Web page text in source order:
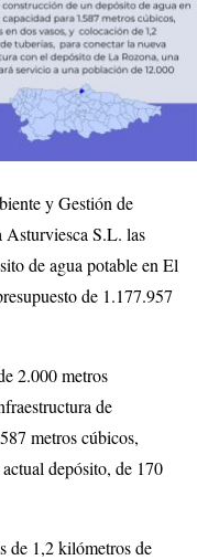
y Gestión de
Asturviesca S.L. las
de agua potable en El
de 1.177.957
2.000 metros
de
metros cúbicos,
depósito, de 170
de 1,2 kilómetros de